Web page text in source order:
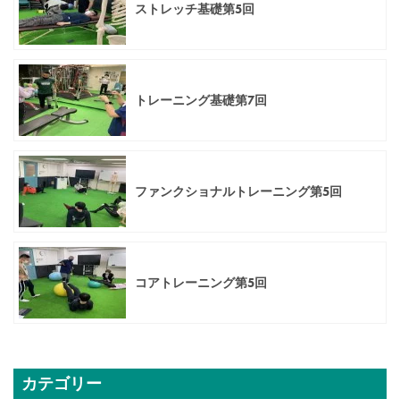
ストレッチ基礎第5回
トレーニング基礎第7回
ファンクショナルトレーニング第5回
コアトレーニング第5回
カテゴリー